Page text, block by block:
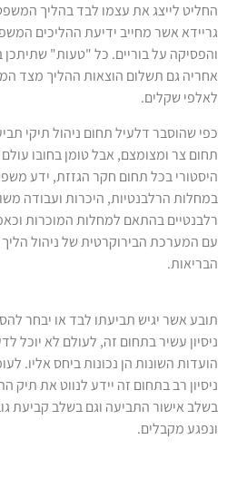
החליט לייצג את עצמו לבד בהליך
גריידא אשר מחייב ידיעת ההליכים
והפסיקה על בוריים. כל "טעות" שתיתכן
אחריה גם תשלום הוצאות ההליך מצד
לאלפי שקלים.
כפי שהוסבר דלעיל תחום ניהול תיקי
תחום צר ומצומצם, אבל טומן בחובו
היסטורי בכל תחום חקר הגזזת, ידע
במחלות הרלבנטיות, היכרות ועבודה
רלבנטיים בהתאם למחלות המוכרות
עם המערכת הבירוקרטית של ניהול
הבריאות.
תובע אשר יגיש תביעתו לבד או יבחר
ניסיון עשיר בתחום זה, לעולם לא יוכל
הועדות השונות הן נכונות ביחס אליו.
ניסיון רב בתחום זה יידע לנווט את
בשלב אישור התביעה וגם בשלב קביעת
ונפגע מקבלים.